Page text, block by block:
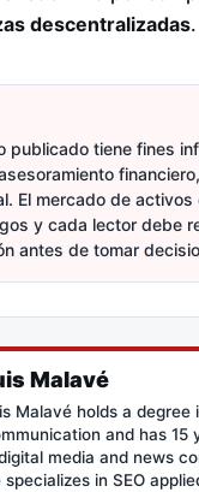
descentralizadas.
publicado tiene fines
El mercado de activos
y cada lector debe
antes de tomar
Malavé
Malavé holds a degree
and has 15
media and news
specializes in SEO